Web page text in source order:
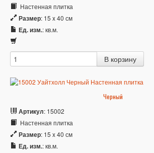
Настенная плитка
Размер: 15 x 40 см
Ед. изм.: кв.м.
Черный
Артикул: 15002
Настенная плитка
Размер: 15 x 40 см
Ед. изм.: кв.м.